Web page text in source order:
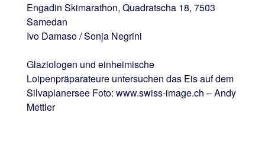
Engadin Skimarathon, Quadratscha 18, 7503
Samedan
Ivo Damaso / Sonja Negrini
Glaziologen und einheimische
Loipenpräparateure untersuchen das Eis auf dem
Silvaplanersee Foto: www.swiss-image.ch – Andy
Mettler